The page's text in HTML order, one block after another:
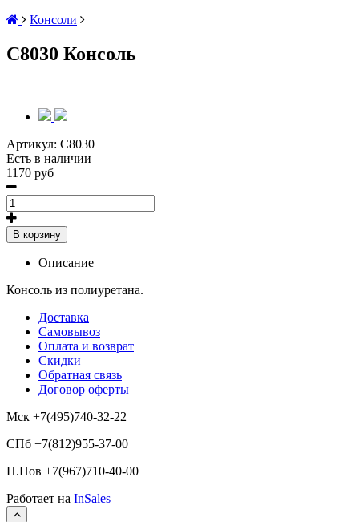
Консоли
C8030 Консоль
Артикул: C8030
Есть в наличии
1170 руб
В корзину
Описание
Консоль из полиуретана.
Доставка
Самовывоз
Оплата и возврат
Скидки
Обратная связь
Договор оферты
Мск +7(495)740-32-22
СПб +7(812)955-37-00
Н.Нов +7(967)710-40-00
Работает на InSales